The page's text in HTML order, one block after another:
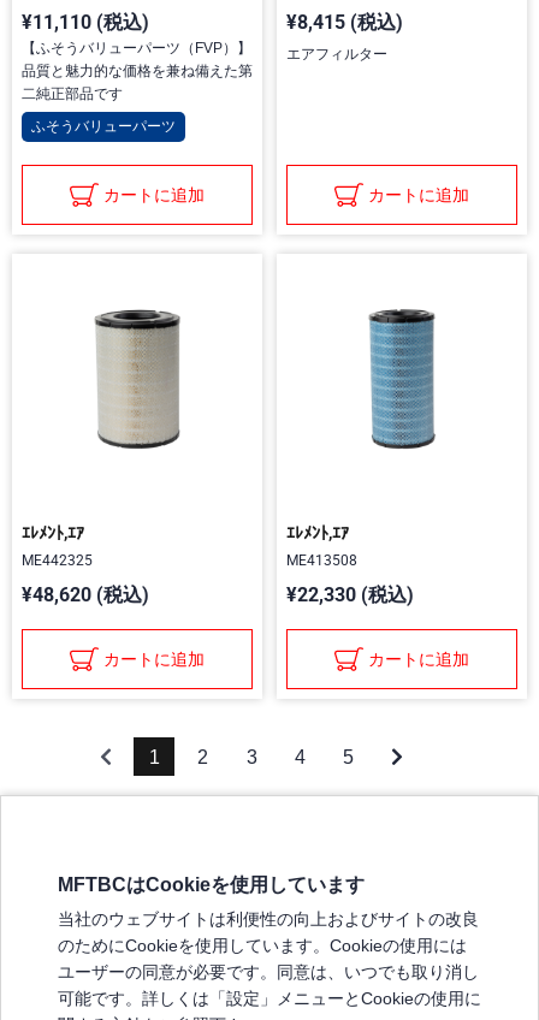
¥11,110 (税込)
【ふそうバリューパーツ（FVP）】
品質と魅力的な価格を兼ね備えた第
二純正部品です
ふそうバリューパーツ
カートに追加
¥8,415 (税込)
エアフィルター
カートに追加
ｴﾚﾒﾝﾄ,ｴｱ
ME442325
¥48,620 (税込)
カートに追加
ｴﾚﾒﾝﾄ,ｴｱ
ME413508
¥22,330 (税込)
カートに追加
1 2 3 4 5
弊社の製品について
販売店リスト
MFTBCはCookieを使用しています
当社のウェブサイトは利便性の向上およびサイトの改良
のためにCookieを使用しています。Cookieの使用には
ユーザーの同意が必要です。同意は、いつでも取り消し
可能です。詳しくは「設定」メニューとCookieの使用に